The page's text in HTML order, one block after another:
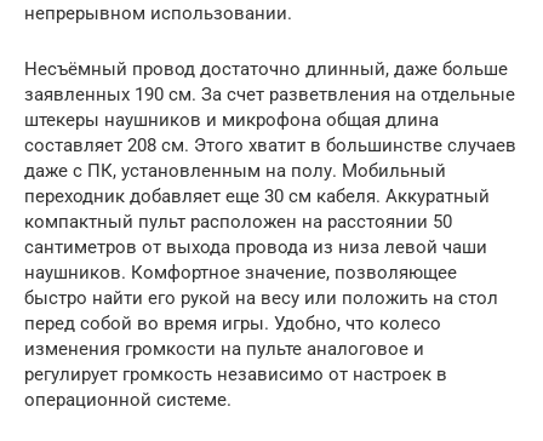
непрерывном использовании.
Несъёмный провод достаточно длинный, даже больше
заявленных 190 см. За счет разветвления на отдельные
штекеры наушников и микрофона общая длина
составляет 208 см. Этого хватит в большинстве случаев
даже с ПК, установленным на полу. Мобильный
переходник добавляет еще 30 см кабеля. Аккуратный
компактный пульт расположен на расстоянии 50
сантиметров от выхода провода из низа левой чаши
наушников. Комфортное значение, позволяющее
быстро найти его рукой на весу или положить на стол
перед собой во время игры. Удобно, что колесо
изменения громкости на пульте аналоговое и
регулирует громкость независимо от настроек в
операционной системе.